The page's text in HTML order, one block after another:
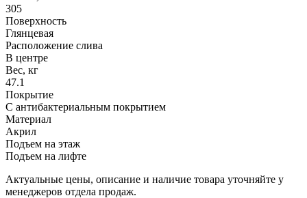
305
Поверхность
Глянцевая
Расположение слива
В центре
Вес, кг
47.1
Покрытие
С антибактериальным покрытием
Материал
Акрил
Подъем на этаж
Подъем на лифте
Актуальные цены, описание и наличие товара уточняйте у
менеджеров отдела продаж.